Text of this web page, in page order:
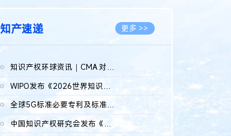
知产速递 更多 >>
知识产权环球资讯｜CMA 对微软发起调查；批量搬运二手平台数据构...
WIPO发布《2026世界知识产权报告》 含报告全文
全球5G标准必要专利及标准提案研究报告（2026年）全文发布
中国知识产权研究会发布《2025年度中国企业海外知识产权纠纷调查...